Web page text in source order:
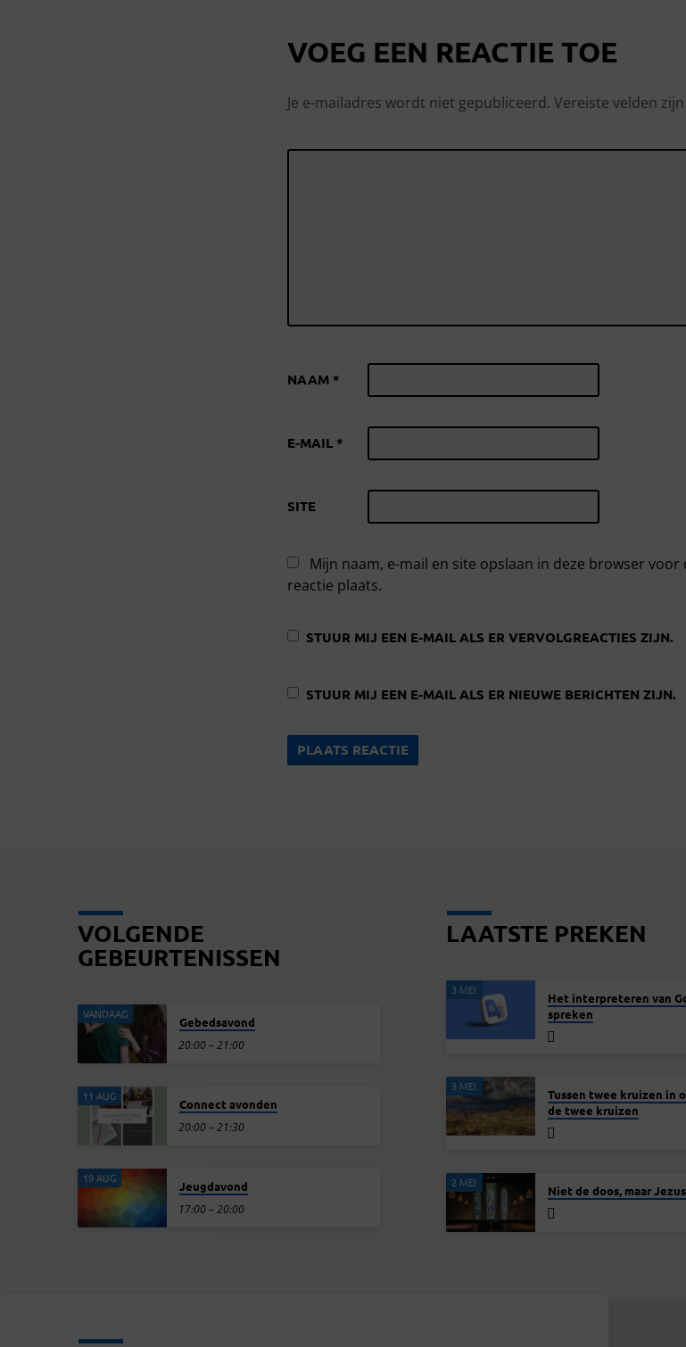
VOEG EEN REACTIE TOE
Je e-mailadres wordt niet gepubliceerd. Vereiste velden
NAAM *
E-MAIL *
SITE
Mijn naam, e-mail en site opslaan in deze browser
reactie plaats.
STUUR MIJ EEN E-MAIL ALS ER VERVOLGREACTIES ZIJN.
STUUR MIJ EEN E-MAIL ALS ER NIEUWE BERICHTEN ZIJN.
VOLGENDE
GEBEURTENISSEN
VANDAAG
Gebedsavond
20:00 – 21:00
11 AUG
Connect avonden
20:00 – 21:30
19 AUG
Jeugdavond
17:00 – 20:00
LAATSTE PREKEN
3 MEI
Het interpreteren van
spreken
3 MEI
Tussen twee kruizen in
de twee kruizen
2 MEI
Niet de doos, maar Jezus